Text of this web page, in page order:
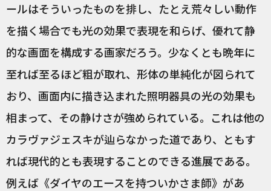
ールはそういったものを排し、たとえ荒々しい動作
を描く場合でも光の効果で表現を和らげ、優れて静
的な画面を構成する画家だろう。少なくとも晩年に
至れば至るほど粗が取れ、形体の単純化が図られて
おり、画面内に描き込まれた照明器具の光の効果も
相まって、その静けさが強められている。これは他の
カラヴァジェスキが辿らなかった道であり、ともす
れば現代的とも表現することのできる進展である。
例えば《ダイヤのエースを持ついかさま師》があ